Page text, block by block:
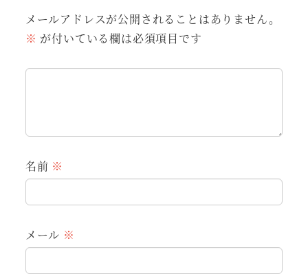
メールアドレスが公開されることはありません。
※ が付いている欄は必須項目です
名前 ※
メール ※